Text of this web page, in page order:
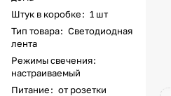
Штук в коробке: 1 шт
Тип товара: Светодиодная
лента
Режимы свечения:
настраиваемый
Питание: от розетки